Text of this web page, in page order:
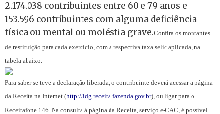
2.174.038 contribuintes entre 60 e 79 anos e
153.596 contribuintes com alguma deficiência
física ou mental ou moléstia grave.Confira os montantes
de restituição para cada exercício, com a respectiva taxa selic aplicada, na
tabela abaixo.
Para saber se teve a declaração liberada, o contribuinte deverá acessar a página
da Receita na Internet (http://idg.receita.fazenda.gov.br), ou ligar para o
Receitafone 146. Na consulta à página da Receita, serviço e-CAC, é possível